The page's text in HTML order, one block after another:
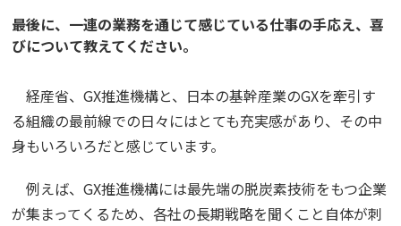
――最後に、一連の業務を通じて感じている仕事の手応え、喜
びについて教えてください。
経産省、GX推進機構と、日本の基幹産業のGXを牽引す
る組織の最前線での日々にはとても充実感があり、その中
身もいろいろだと感じています。
例えば、GX推進機構には最先端の脱炭素技術をもつ企業
が集まってくるため、各社の長期戦略を聞くこと自体が刺